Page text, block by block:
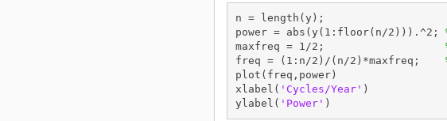
n = length(y);
power = abs(y(1:floor(n/2))).^2;
maxfreq = 1/2;
freq = (1:n/2)/(n/2)*maxfreq;
plot(freq,power)
xlabel( 'Cycles/Year' )
ylabel( 'Power' )